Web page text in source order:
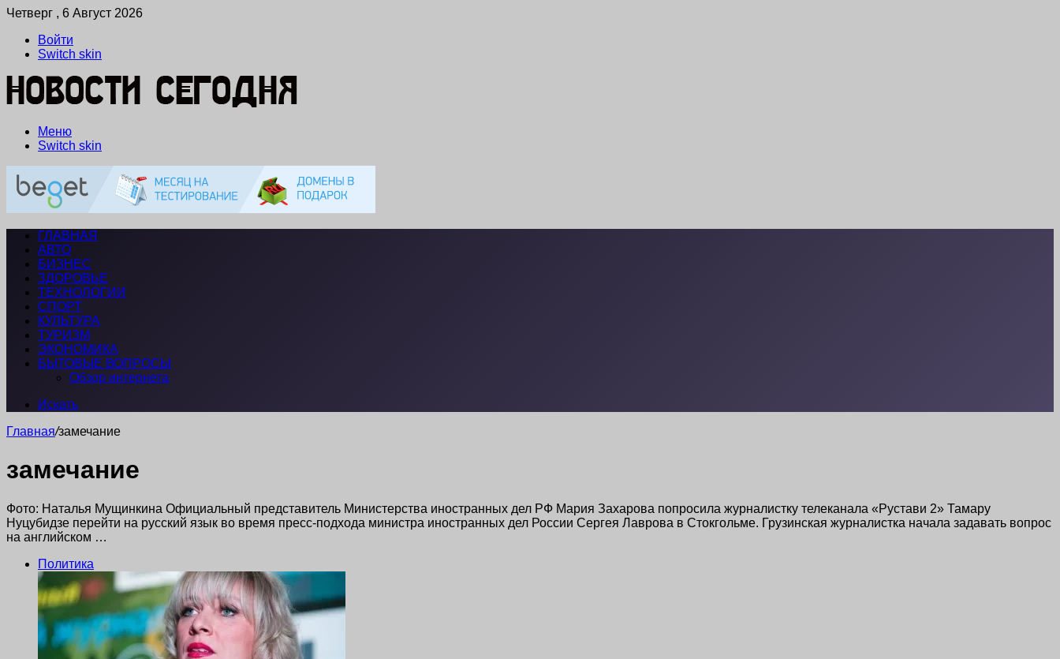
Четверг , 6 Август 2026
Войти
Switch skin
Меню
Switch skin
ГЛАВНАЯ
АВТО
БИЗНЕС
ЗДОРОВЬЕ
ТЕХНОЛОГИИ
СПОРТ
КУЛЬТУРА
ТУРИЗМ
ЭКОНОМИКА
БЫТОВЫЕ ВОПРОСЫ
Обзор интернета
Искать
Главная/замечание
замечание
Фото: Наталья Мущинкина Официальный представитель Министерства иностранных дел РФ Мария Захарова попросила журналистку телеканала «Рустави 2» Тамару
Нуцубидзе перейти на русский язык во время пресс-подхода министра иностранных дел России Сергея Лаврова в Стокгольме. Грузинская журналистка начала задавать вопрос
на английском …
Политика